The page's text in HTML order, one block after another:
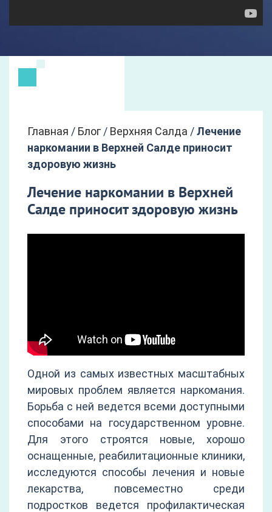
Главная / Блог / Верхняя Салда /Лечение
наркомании в Верхней Салде приносит
здоровую жизнь
Лечение наркомании в Верхней
Салде приносит здоровую жизнь
Одной из самых известных масштабных
мировых проблем является наркомания.
Борьба с ней ведется всеми доступными
способами на государственном уровне.
Для этого строятся новые, хорошо
оснащенные, реабилитационные клиники,
исследуются способы лечения и новые
лекарства, повсеместно среди
подростков ведется профилактическая